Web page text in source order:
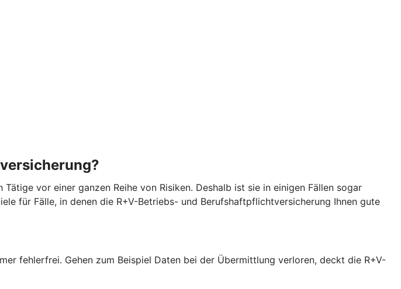
vor einer ganzen Reihe von Risiken. Deshalb ist sie in einigen Fällen sogar
für Fälle, in denen die R+V-Betriebs- und Berufshaftpflichtversicherung Ihnen gute
fehlerfrei. Gehen zum Beispiel Daten bei der Übermittlung verloren, deckt die R+V-